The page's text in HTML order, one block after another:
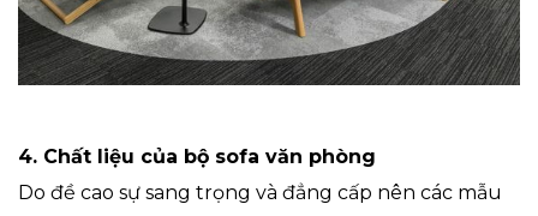
4. Chất liệu của bộ sofa văn phòng
Do đề cao sự sang trọng và đẳng cấp nên các mẫu